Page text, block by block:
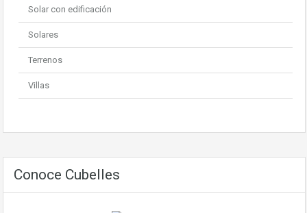
Solar con edificación
Solares
Terrenos
Villas
Conoce Cubelles